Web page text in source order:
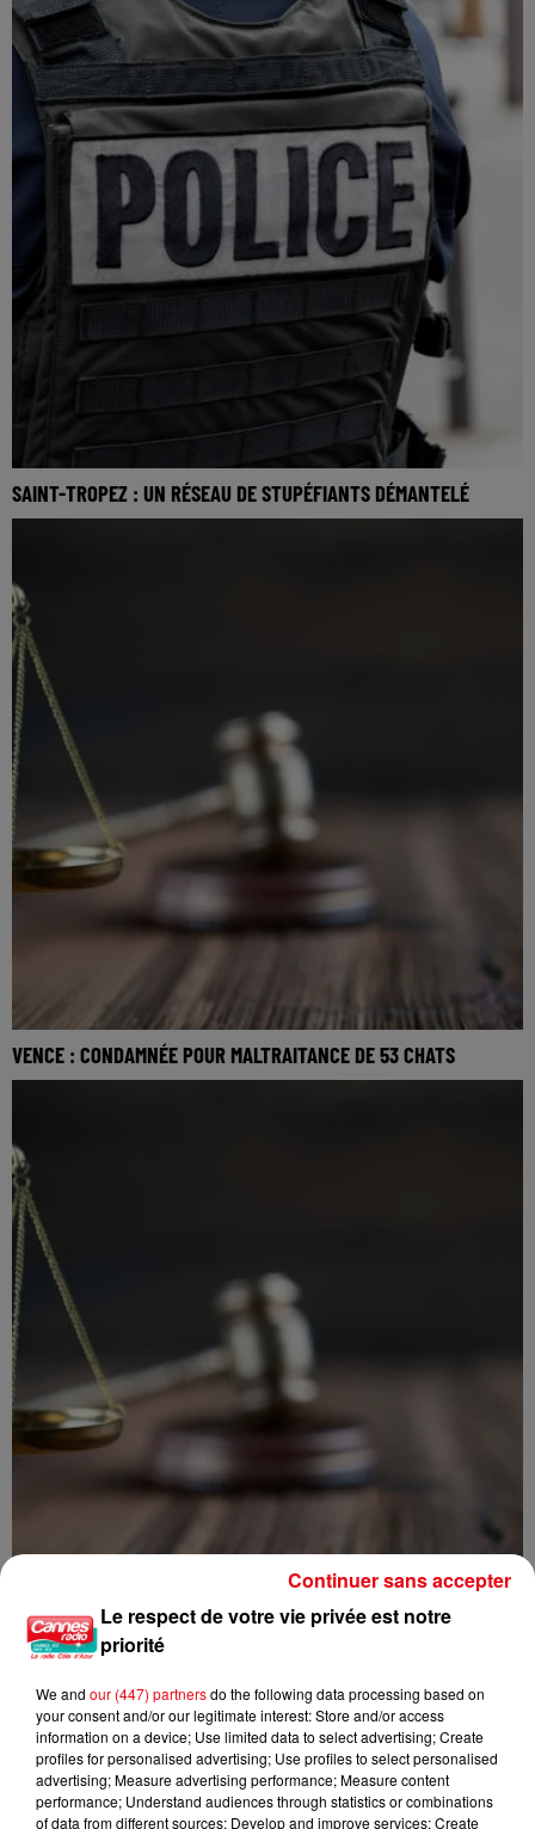
SAINT-TROPEZ : UN RÉSEAU DE STUPÉFIANTS DÉMANTELÉ
VENCE : CONDAMNÉE POUR MALTRAITANCE DE 53 CHATS
LE FORCENÉ DE CANNES LA BOCCA PLACÉ EN DÉTENTION
PROVISOIRE
Le respect de votre vie privée est notre
priorité
We and our (447) partnersdo the following data processing based on
your consent and/or our legitimate interest: Store and/or access
information on a device; Use limited data to select advertising; Create
profiles for personalised advertising; Use profiles to select personalised
advertising; Measure advertising performance; Measure content
performance; Understand audiences through statistics or combinations
of data from different sources; Develop and improve services; Create
Continuer sans accepter